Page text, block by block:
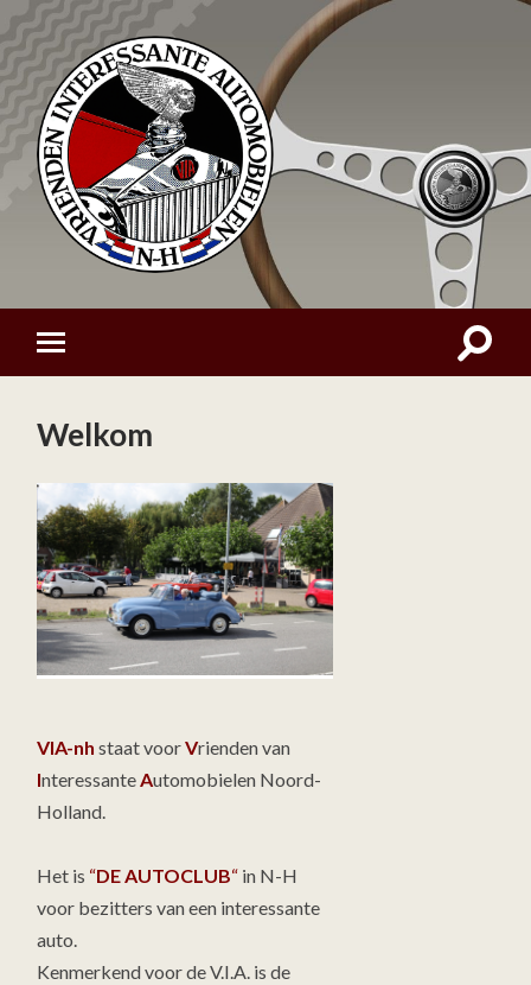
Welkom
VIA-nh staat voorVrienden van
InteressanteAutomobielen Noord-
Holland.
Het is “DE AUTOCLUB“ in N-H
voor bezitters van een interessante
auto.
Kenmerkend voor de V.I.A. is de